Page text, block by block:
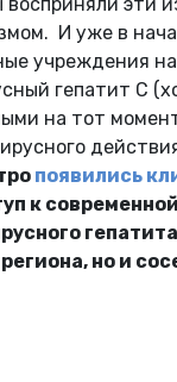
И уже в
учреждения
гепатит С
на тот
появились
к
но и